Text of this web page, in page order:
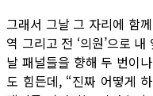
그래서 그날 그 자리에 함
역 그리고 전 ‘의원’으로
날 패널들을 향해 두 번이
도 힘든데, “진짜 어떻게